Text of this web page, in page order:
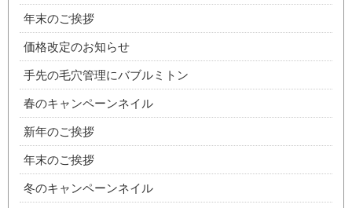
年末のご挨拶
価格改定のお知らせ
手先の毛穴管理にバブルミトン
春のキャンペーンネイル
新年のご挨拶
年末のご挨拶
冬のキャンペーンネイル